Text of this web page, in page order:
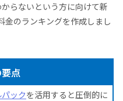
らないという方に向けて新
金のランキングを作成しまし
点
ックを活用すると圧倒的に